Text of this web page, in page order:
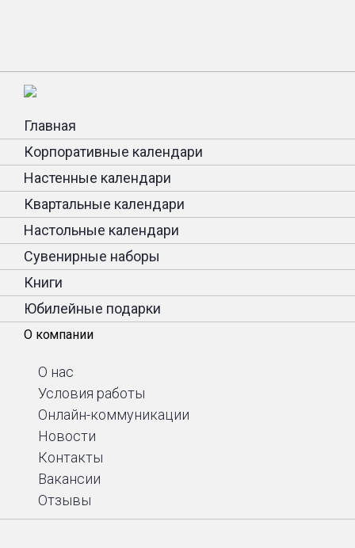
Главная
Корпоративные календари
Настенные календари
Квартальные календари
Настольные календари
Сувенирные наборы
Книги
Юбилейные подарки
О компании
О нас
Условия работы
Онлайн-коммуникации
Новости
Контакты
Вакансии
Отзывы